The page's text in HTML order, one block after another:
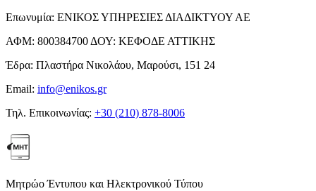
Επωνυμία: ΕΝΙΚΟΣ ΥΠΗΡΕΣΙΕΣ ΔΙΑΔΙΚΤΥΟΥ ΑΕ
ΑΦΜ: 800384700 ΔΟΥ: ΚΕΦΟΔΕ ΑΤΤΙΚΗΣ
Έδρα: Πλαστήρα Νικολάου, Μαρούσι, 151 24
Email: info@enikos.gr
Τηλ. Επικοινωνίας: +30 (210) 878-8006
Μητρώο Έντυπου και Ηλεκτρονικού Τύπου